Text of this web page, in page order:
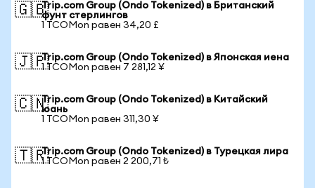
🇬🇧Trip.com Group (Ondo Tokenized) в Британский
фунт стерлингов
1 TCOMon равен 34,20 £
🇯🇵Trip.com Group (Ondo Tokenized) в Японская иена
1 TCOMon равен 7 281,12 ¥
🇨🇳Trip.com Group (Ondo Tokenized) в Китайский
юань
1 TCOMon равен 311,30 ¥
🇹🇷Trip.com Group (Ondo Tokenized) в Турецкая лира
1 TCOMon равен 2 200,71 ₺